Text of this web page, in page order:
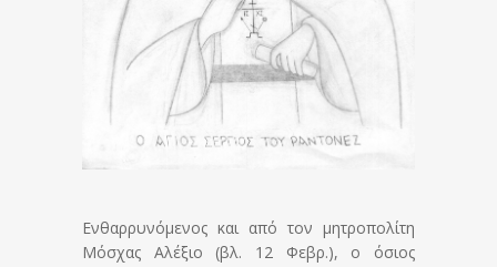
Ενθαρρυνόμενος και από τον μητροπολίτη
Μόσχας Αλέξιο (βλ. 12 Φεβρ.), ο όσιος